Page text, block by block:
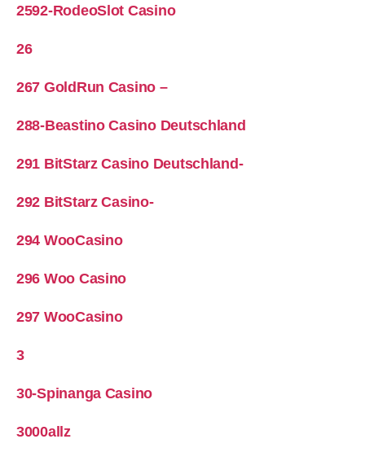
2592-RodeoSlot Casino
26
267 GoldRun Casino –
288-Beastino Casino Deutschland
291 BitStarz Casino Deutschland-
292 BitStarz Casino-
294 WooCasino
296 Woo Casino
297 WooCasino
3
30-Spinanga Casino
3000allz